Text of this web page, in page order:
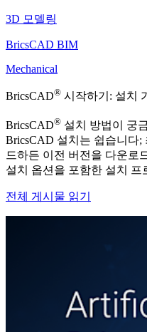
3D 모델링
BricsCAD BIM
Mechanical
BricsCAD® 시작하기: 설치
BricsCAD® 설치 방법이 궁
BricsCAD 설치는 쉽습니다;
드하든 이전 버전을 다운로
설치 옵션을 포함한 설치 프
전체 게시물 읽기